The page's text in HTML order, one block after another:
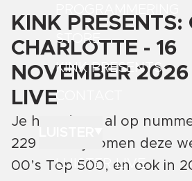
STORE
KINK PRESENTS
CONTACT
LUISTER LIVE
KINK PRESENTS:
CHARLOTTE - 16
NOVEMBER
LIVE
Je hoorde ze al op
229 voorbij komen deze
00’s Top 500, en ook in